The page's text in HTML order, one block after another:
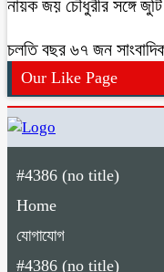
নায়ক জয় চৌধুরীর সঙ্গে
চলতি বছর ৬৭ জন
Our Like Page
#4386 (no title)
Home
যোগাযোগ
#4386 (no title)